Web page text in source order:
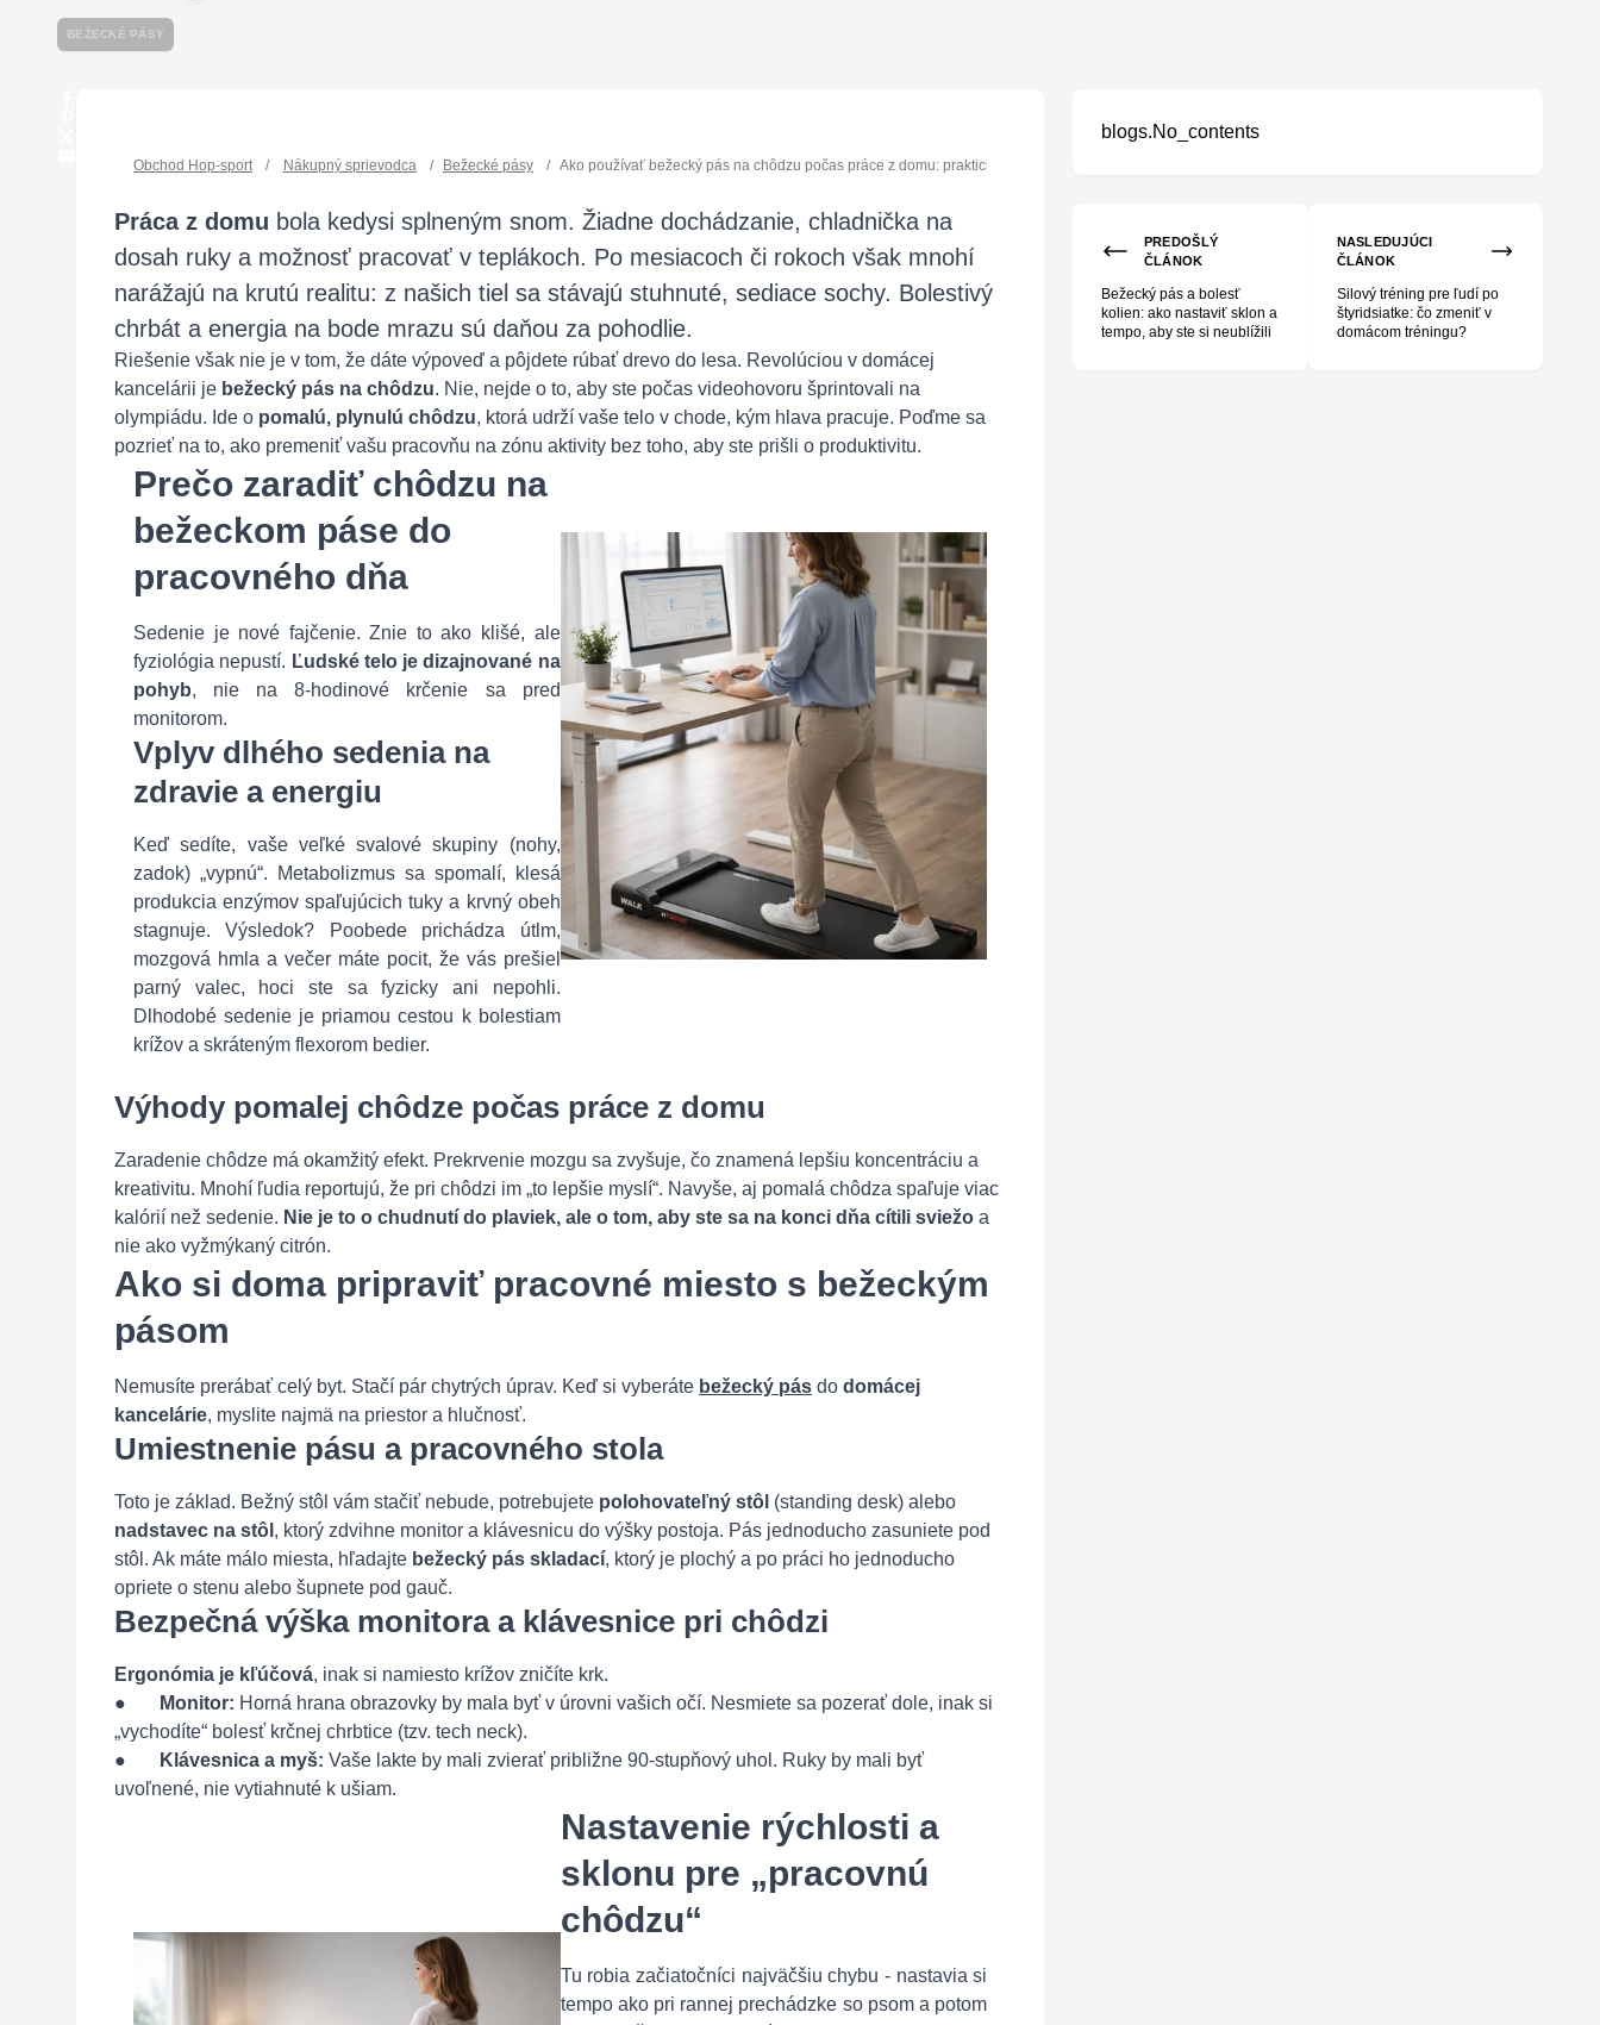
BEŽECKÉ PÁSY
Obchod Hop-sport / Nákupný sprievodca / Bežecké pásy / Ako používať bežecký pás na chôdzu počas práce z domu: praktický návod na aktívny home office
Práca z domu bola kedysi splneným snom. Žiadne dochádzanie, chladnička na
dosah ruky a možnosť pracovať v teplákoch. Po mesiacoch či rokoch však mnohí
narážajú na krutú realitu: z našich tiel sa stávajú stuhnuté, sediace sochy. Bolestivý
chrbát a energia na bode mrazu sú daňou za pohodlie.
Riešenie však nie je v tom, že dáte výpoveď a pôjdete rúbať drevo do lesa. Revolúciou v domácej
kancelárii je bežecký pás na chôdzu. Nie, nejde o to, aby ste počas videohovoru šprintovali na
olympiádu. Ide o pomalú, plynulú chôdzu, ktorá udrží vaše telo v chode, kým hlava pracuje. Poďme sa
pozrieť na to, ako premeniť vašu pracovňu na zónu aktivity bez toho, aby ste prišli o produktivitu.
Prečo zaradiť chôdzu na
bežeckom páse do
pracovného dňa
Sedenie je nové fajčenie. Znie to ako klišé, ale
fyziológia nepustí. Ľudské telo je dizajnované na
pohyb, nie na 8-hodinové krčenie sa pred
monitorom.
Vplyv dlhého sedenia na
zdravie a energiu
Keď sedíte, vaše veľké svalové skupiny (nohy,
zadok) „vypnú“. Metabolizmus sa spomalí, klesá
produkcia enzýmov spaľujúcich tuky a krvný obeh
stagnuje. Výsledok? Poobede prichádza útlm,
mozgová hmla a večer máte pocit, že vás prešiel
parný valec, hoci ste sa fyzicky ani nepohli.
Dlhodobé sedenie je priamou cestou k bolestiam
krížov a skráteným flexorom bedier.
Výhody pomalej chôdze počas práce z domu
Zaradenie chôdze má okamžitý efekt. Prekrvenie mozgu sa zvyšuje, čo znamená lepšiu koncentráciu a
kreativitu. Mnohí ľudia reportujú, že pri chôdzi im „to lepšie myslí“. Navyše, aj pomalá chôdza spaľuje viac
kalórií než sedenie. Nie je to o chudnutí do plaviek, ale o tom, aby ste sa na konci dňa cítili sviežo a
nie ako vyžmýkaný citrón.
Ako si doma pripraviť pracovné miesto s bežeckým
pásom
Nemusíte prerábať celý byt. Stačí pár chytrých úprav. Keď si vyberáte bežecký pás do domácej
kancelárie, myslite najmä na priestor a hlučnosť.
Umiestnenie pásu a pracovného stola
Toto je základ. Bežný stôl vám stačiť nebude, potrebujete polohovateľný stôl (standing desk) alebo
nadstavec na stôl , ktorý zdvihne monitor a klávesnicu do výšky postoja. Pás jednoducho zasuniete pod
stôl. Ak máte málo miesta, hľadajte bežecký pás skladací, ktorý je plochý a po práci ho jednoducho
opriete o stenu alebo šupnete pod gauč.
Bezpečná výška monitora a klávesnice pri chôdzi
Ergonómia je kľúčová, inak si namiesto krížov zničíte krk.
●
Monitor: Horná hrana obrazovky by mala byť v úrovni vašich očí. Nesmiete sa pozerať dole, inak si
„vychodíte“ bolesť krčnej chrbtice (tzv. tech neck).
●
Klávesnica a myš: Vaše lakte by mali zvierať približne 90-stupňový uhol. Ruky by mali byť
uvoľnené, nie vytiahnuté k ušiam.
Nastavenie rýchlosti a
sklonu pre „pracovnú
chôdzu“
Tu robia začiatočníci najväčšiu chybu - nastavia si
tempo ako pri rannej prechádzke so psom a potom
blogs.No_contents
PREDOŠLÝ
ČLÁNOK
Bežecký pás a bolesť
kolien: ako nastaviť sklon a
tempo, aby ste si neublížili
NASLEDUJÚCI
ČLÁNOK
Silový tréning pre ľudí po
štyridsiatke: čo zmeniť v
domácom tréningu?